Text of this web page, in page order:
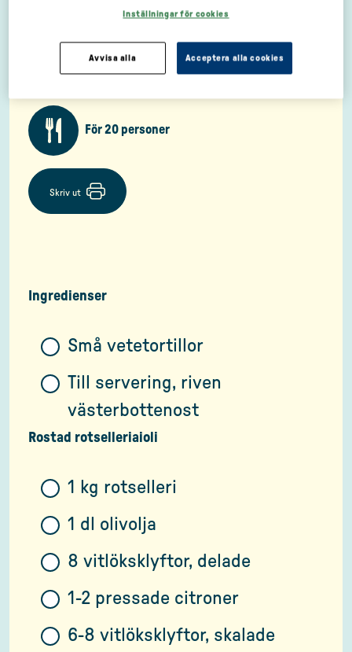
För 20 personer
Skriv ut
Ingredienser
Små vetetortillor
Till servering, riven
västerbottenost
Rostad rotselleriaioli
1 kg rotselleri
1 dl olivolja
8 vitlöksklyftor, delade
1-2 pressade citroner
6-8 vitlöksklyftor, skalade
Inställningar för cookies
Avvisa alla Acceptera alla cookies